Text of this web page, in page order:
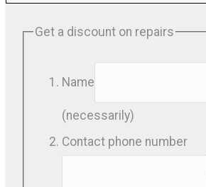
Get a discount on repairs
Name
(necessarily)
Contact phone number